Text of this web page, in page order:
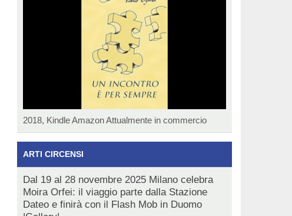
2018, Kindle Amazon Attualmente in commercio
ARTI CIRCENSI
Dal 19 al 28 novembre 2025 Milano celebra
Moira Orfei: il viaggio parte dalla Stazione
Dateo e finirà con il Flash Mob in Duomo